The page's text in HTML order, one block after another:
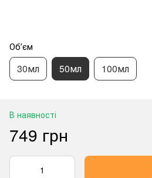
Обʼєм
30мл 50мл 100мл
В наявності
749 грн